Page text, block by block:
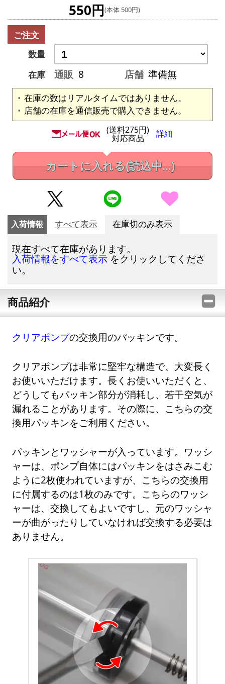
550円(本体 500円)
ご注文
数量
在庫
通販 8 店舗 準備無
在庫の数はリアルタイムではありません。
店舗の在庫を通信販売で購入できません。
(送料275円)
対応商品 詳細
カートに入れる(読込中...)
入荷情報 すべて表示 在庫切のみ表示
現在すべて在庫があります。
入荷情報をすべて表示 をクリックしてくださ
い。
商品紹介
クリアポンプの交換用のパッキンです。
クリアポンプは非常に堅牢な構造で、大変長く
お使いいただけます。長くお使いいただくと、
どうしてもパッキン部分が消耗し、若干空気が
漏れることがあります。その際に、こちらの交
換用パッキンをご利用ください。
パッキンとワッシャーが入っています。ワッシ
ャーは、ポンプ自体にはパッキンをはさみこむ
ように2枚使われていますが、こちらの交換用
に付属するのは1枚のみです。こちらのワッシ
ャーは、交換してもよいですし、元のワッシャ
ーが曲がったりしていなければ交換する必要は
ありません。